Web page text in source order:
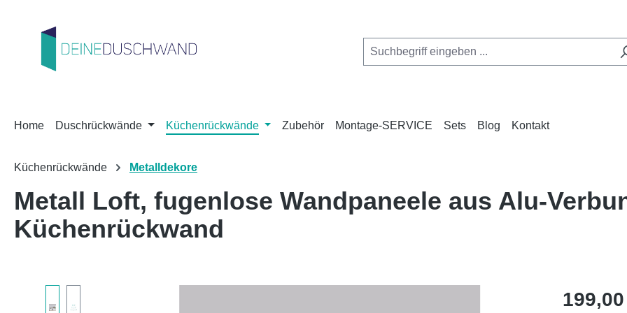
Home Duschrückwände Küchenrückwände Zubehör Montage-SERVICE Sets Blog Kontakt
Küchenrückwände Metalldekore
Metall Loft, fugenlose Wandpaneele aus Alu-
Küchenrückwand
Regulärer